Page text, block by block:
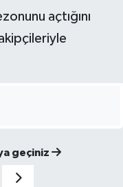
açtığını
geçiniz